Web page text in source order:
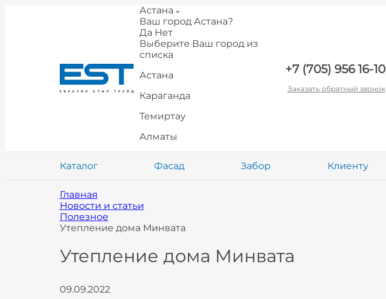
Астана
Ваш город Астана?
Да Нет
Выберите Ваш город из
списка
Астана
Караганда
Темиртау
Алматы
+7 (705) 956 16-10
Заказать обратный звонок
Каталог Фасад Забор Клиенту
Главная
Новости и статьи
Полезное
Утепление дома Минвата
Утепление дома Минвата
09.09.2022